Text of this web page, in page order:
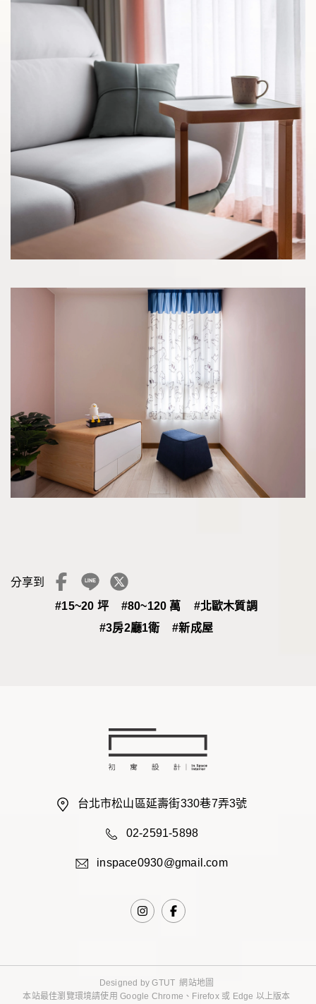
分享到
#15~20 坪 #80~120 萬
#北歐木質調
#3房2廳1衛
#新成屋
台北市松山區延壽街330巷7弄3號
02-2591-5898
inspace0930@gmail.com
Designed byGTUT 網站地圖
本站最佳瀏覽環境請使用 Google Chrome、Firefox 或 Edge 以上版本